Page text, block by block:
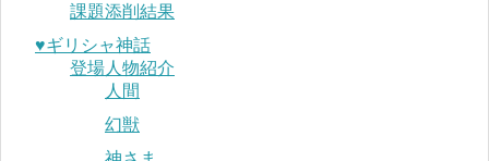
課題添削結果
♥︎ギリシャ神話
登場人物紹介
人間
幻獣